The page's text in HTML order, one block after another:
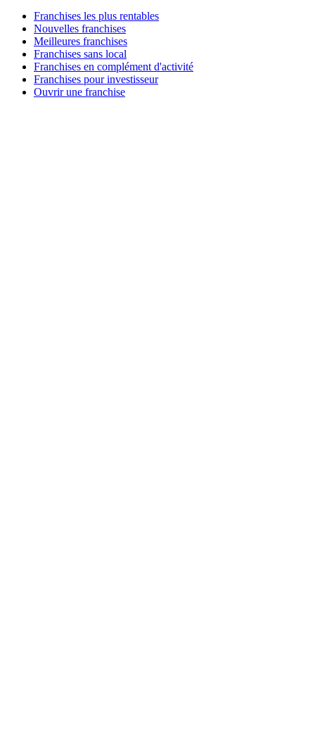
Franchises les plus rentables
Nouvelles franchises
Meilleures franchises
Franchises sans local
Franchises en complément d'activité
Franchises pour investisseur
Ouvrir une franchise